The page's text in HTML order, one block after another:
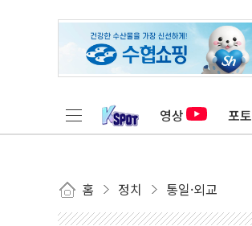
영상 포토
홈 정치 통일·외교